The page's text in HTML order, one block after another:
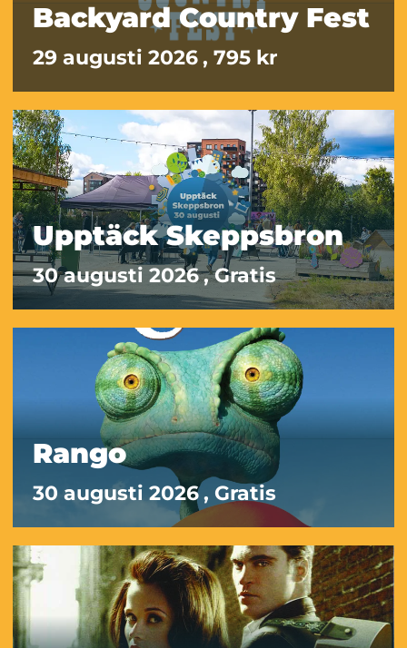
Backyard Country Fest
29 augusti 2026, 795 kr
Upptäck Skeppsbron
30 augusti 2026, Gratis
Rango
30 augusti 2026, Gratis